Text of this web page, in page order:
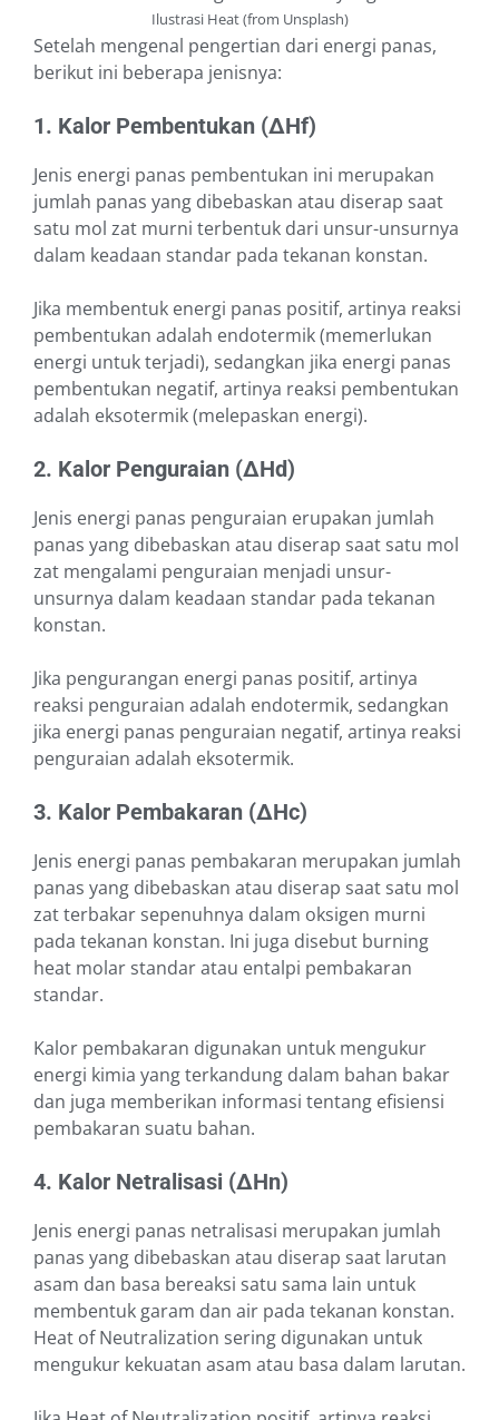
Ilustrasi Heat (from Unsplash)
Setelah mengenal pengertian dari energi panas,
berikut ini beberapa jenisnya:
1. Kalor Pembentukan (∆Hf)
Jenis energi panas pembentukan ini merupakan
jumlah panas yang dibebaskan atau diserap saat
satu mol zat murni terbentuk dari unsur-unsurnya
dalam keadaan standar pada tekanan konstan.
Jika membentuk energi panas positif, artinya reaksi
pembentukan adalah endotermik (memerlukan
energi untuk terjadi), sedangkan jika energi panas
pembentukan negatif, artinya reaksi pembentukan
adalah eksotermik (melepaskan energi).
2. Kalor Penguraian (∆Hd)
Jenis energi panas penguraian erupakan jumlah
panas yang dibebaskan atau diserap saat satu mol
zat mengalami penguraian menjadi unsur-
unsurnya dalam keadaan standar pada tekanan
konstan.
Jika pengurangan energi panas positif, artinya
reaksi penguraian adalah endotermik, sedangkan
jika energi panas penguraian negatif, artinya reaksi
penguraian adalah eksotermik.
3. Kalor Pembakaran (∆Hc)
Jenis energi panas pembakaran merupakan jumlah
panas yang dibebaskan atau diserap saat satu mol
zat terbakar sepenuhnya dalam oksigen murni
pada tekanan konstan. Ini juga disebut burning
heat molar standar atau entalpi pembakaran
standar.
Kalor pembakaran digunakan untuk mengukur
energi kimia yang terkandung dalam bahan bakar
dan juga memberikan informasi tentang efisiensi
pembakaran suatu bahan.
4. Kalor Netralisasi (∆Hn)
Jenis energi panas netralisasi merupakan jumlah
panas yang dibebaskan atau diserap saat larutan
asam dan basa bereaksi satu sama lain untuk
membentuk garam dan air pada tekanan konstan.
Heat of Neutralization sering digunakan untuk
mengukur kekuatan asam atau basa dalam larutan.